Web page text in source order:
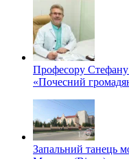
Професору
«Почесний
Запальний танець